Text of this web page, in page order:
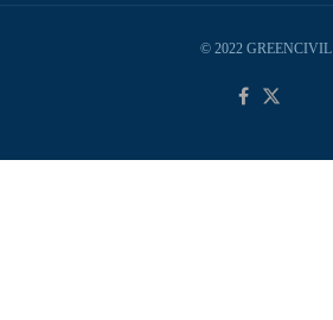
© 2022 GREENCIVIL